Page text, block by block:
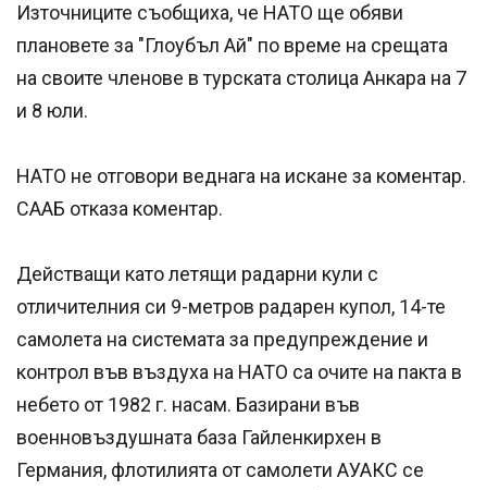
Източниците съобщиха, че НАТО ще обяви
плановете за "Глоубъл Ай" по време на срещата
на своите членове в турската столица Анкара на 7
и 8 юли.
НАТО не отговори веднага на искане за коментар.
СААБ отказа коментар.
Действащи като летящи радарни кули с
отличителния си 9-метров радарен купол, 14-те
самолета на системата за предупреждение и
контрол във въздуха на НАТО са очите на пакта в
небето от 1982 г. насам. Базирани във
военновъздушната база Гайленкирхен в
Германия, флотилията от самолети АУАКС се